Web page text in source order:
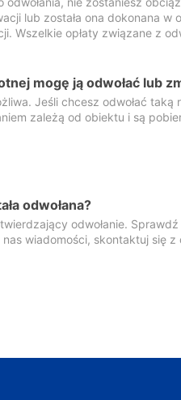
lub została ona dokonana w
Wszelkie opłaty związane z
mogę ją odwołać lub
Jeśli chcesz odwołać taką
zależą od obiektu i są
odwołana?
odwołanie.
wiadomości, skontaktuj się